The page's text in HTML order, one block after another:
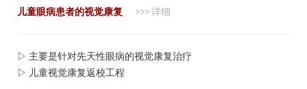
儿童眼病患者的视觉康复 >>> 详细
▷ 主要是针对先天性眼病的视觉康复治疗
▷ 儿童视觉康复返校工程